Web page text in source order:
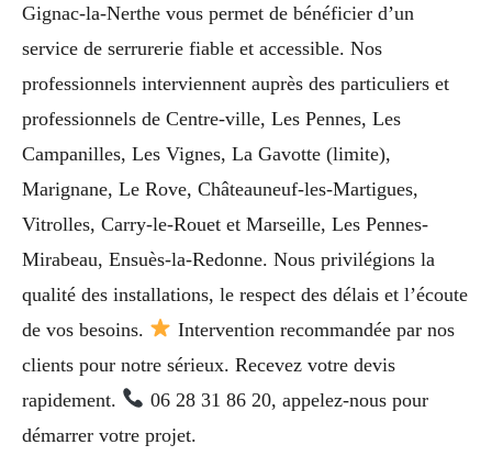
Gignac-la-Nerthe vous permet de bénéficier d’un
service de serrurerie fiable et accessible. Nos
professionnels interviennent auprès des particuliers et
professionnels de Centre-ville, Les Pennes, Les
Campanilles, Les Vignes, La Gavotte (limite),
Marignane, Le Rove, Châteauneuf-les-Martigues,
Vitrolles, Carry-le-Rouet et Marseille, Les Pennes-
Mirabeau, Ensuès-la-Redonne. Nous privilégions la
qualité des installations, le respect des délais et l’écoute
de vos besoins.
Intervention recommandée par nos
clients pour notre sérieux. Recevez votre devis
rapidement.
06 28 31 86 20, appelez-nous pour
démarrer votre projet.